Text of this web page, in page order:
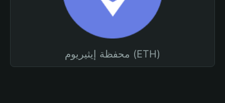
محفظة إيثيريوم (ETH)